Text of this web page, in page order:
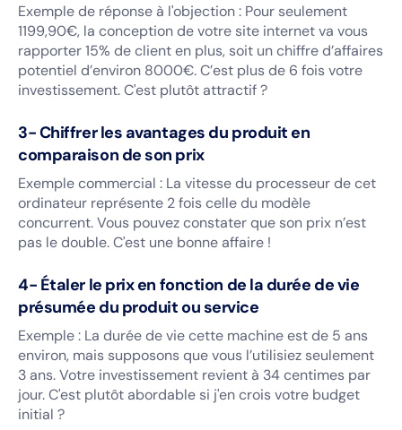
Exemple de réponse à l'objection : Pour seulement
1199,90€, la conception de votre site internet va vous
rapporter 15% de client en plus, soit un chiffre d’affaires
potentiel d’environ 8000€. C’est plus de 6 fois votre
investissement. C'est plutôt attractif ?
3- Chiffrer les avantages du produit en
comparaison de son prix
Exemple commercial : La vitesse du processeur de cet
ordinateur représente 2 fois celle du modèle
concurrent. Vous pouvez constater que son prix n’est
pas le double. C'est une bonne affaire !
4- Étaler le prix en fonction de la durée de vie
présumée du produit ou service
Exemple : La durée de vie cette machine est de 5 ans
environ, mais supposons que vous l’utilisiez seulement
3 ans. Votre investissement revient à 34 centimes par
jour. C'est plutôt abordable si j'en crois votre budget
initial ?